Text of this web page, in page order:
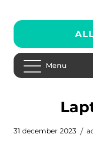
Menu
31 december 2023